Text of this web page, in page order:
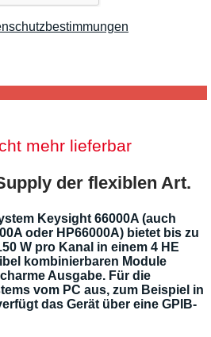
mehr lieferbar
der flexiblen Art.
Keysight 66000A (auch
oder HP66000A) bietet bis zu
W pro Kanal in einem 4 HE
kombinierbaren Module
Ausgabe. Für die
vom PC aus, zum Beispiel in
das Gerät über eine GPIB-